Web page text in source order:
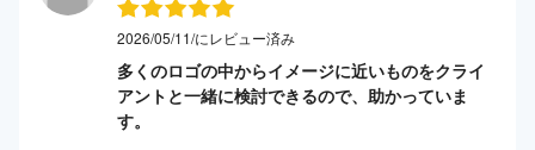
2026/05/11/にレビュー済み
多くのロゴの中からイメージに近いものをクライ
アントと一緒に検討できるので、助かっていま
す。